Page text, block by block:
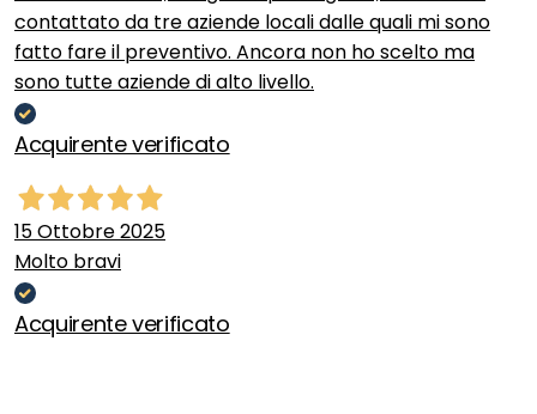
contattato da tre aziende locali dalle quali mi sono
fatto fare il preventivo. Ancora non ho scelto ma
sono tutte aziende di alto livello.
Acquirente verificato
15 Ottobre 2025
Molto bravi
Acquirente verificato